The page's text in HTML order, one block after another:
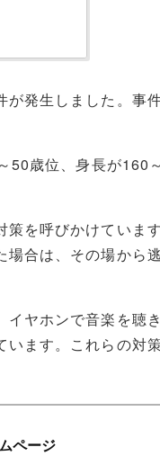
発生しました。
50歳位、身長が160
を呼びかけていま
合は、その場から
ヤホンで音楽を聴
ます。これらの対
ページ